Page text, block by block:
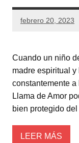
febrero 20, 2023
Cuando un niño
madre espiritual
constantemente
Llama de Amor
bien protegido
LEER MÁS